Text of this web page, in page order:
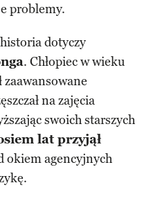
problemy.
dotyczy
a. Chłopiec w wieku
na zajęcia
swoich starszych
lat przyjął
okiem agencyjnych